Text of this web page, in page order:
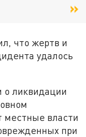
что жертв и
удалось
ликвидации
власти
при